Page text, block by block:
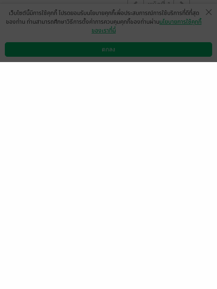
หน้าที่ 1
ขณะนี้เปิดให้แสดงความคิดเห็นได้ตามปกติแล้ว
(ข้อความอัตโนมัติจากระบบ)
ดาวน์โหลดแอป วิธีการใช้งาน ติดต่อเรา
เว็บไซต์นี้มีการใช้คุกกี้ โปรดยอมรับนโยบายคุกกี้เพื่อประสบการณ์การใช้บริการที่ดีที่สุด
ของท่าน ท่านสามารถศึกษาวิธีการตั้งค่าการควบคุมคุกกี้ของท่านผ่านนโยบายการใช้คุกกี้
ของเราที่นี่
ตกลง